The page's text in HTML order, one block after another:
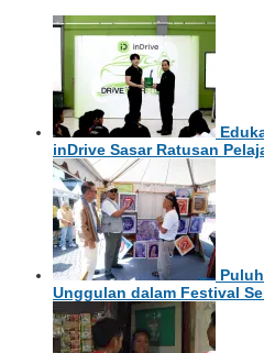
inDrive Sasar Ratusan
Unggulan dalam Festival